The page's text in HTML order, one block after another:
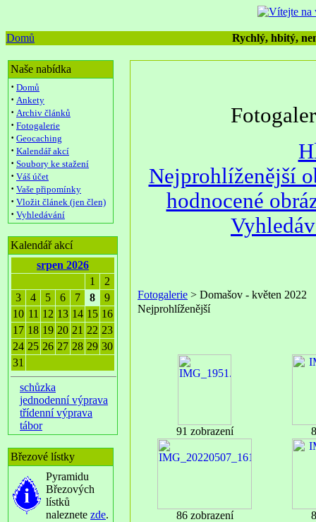
Domů Rychlý, hbitý,
Naše nabídka
· Domů
· Ankety
· Archiv článků
· Fotogalerie
· Geocaching
· Kalendář akcí
· Soubory ke stažení
· Váš účet
· Vaše připomínky
· Vložit článek (jen člen)
· Vyhledávání
Kalendář akcí
srpen 2026
1
2
3
4 5 6 7 8
9
10 11 12 13 14 15 16
17 18 19 20 21 22 23
24 25 26 27 28 29 30
31
schůzka
jednodenní výprava
třídenní výprava
tábor
Březové lístky
Pyramidu
Březových
lístků
naleznete zde.
Nejprohlíženější
hodnocené
Fotogalerie > Domašov - květen 2022
Nejprohlíženější
91 zobrazení
86 zobrazení